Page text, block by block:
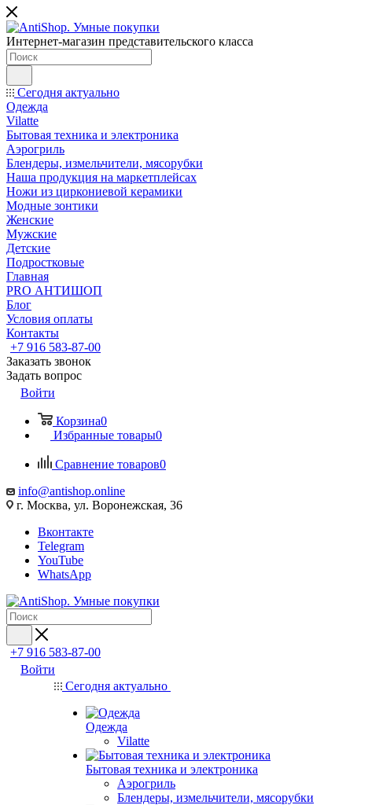
Интернет-магазин представительского класса
Сегодня актуально
Одежда
Vilatte
Бытовая техника и электроника
Аэрогриль
Блендеры, измельчители, мясорубки
Наша продукция на маркетплейсах
Ножи из циркониевой керамики
Модные зонтики
Женские
Мужские
Детские
Подростковые
Главная
PRO АНТИШОП
Блог
Условия оплаты
Контакты
+7 916 583-87-00
Заказать звонок
Задать вопрос
Войти
Корзина0
Избранные товары0
Сравнение товаров0
info@antishop.online
г. Москва, ул. Воронежская, 36
Вконтакте
Telegram
YouTube
WhatsApp
+7 916 583-87-00
Войти
Сегодня актуально
Одежда
Vilatte
Бытовая техника и электроника
Аэрогриль
Блендеры, измельчители, мясорубки